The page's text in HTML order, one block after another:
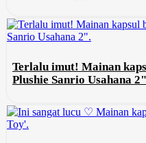
Terlalu imut! Mainan
Plushie Sanrio Usahana